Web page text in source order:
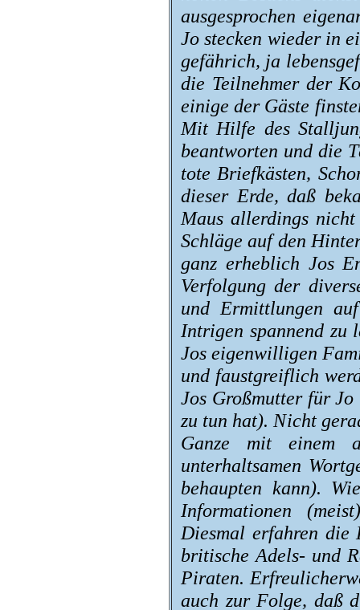
ausgesprochen
Jo stecken wieder in
gefährich, ja
die Teilnehmer der
einige der Gäste
Mit Hilfe des
beantworten und die
tote Briefkästen,
dieser Erde, daß
Maus allerdings
Schläge auf den
ganz erheblich Jos
Verfolgung der
und Ermittlungen
Intrigen spannend zu
Jos eigenwilligen
und faustgreiflich
Jos Großmutter für
zu tun hat). Nicht
Ganze mit einem
unterhaltsamen
behaupten kann).
Informationen
Diesmal erfahren die
britische Adels- und
Piraten.
auch zur Folge, daß